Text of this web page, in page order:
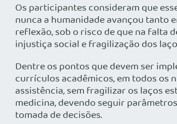
Os participantes consideram que
nunca a humanidade avançou tanto
reflexão, sob o risco de que na falta
injustiça social e fragilização dos
Dentre os pontos que devem ser
currículos acadêmicos, em todos os
assistência, sem fragilizar os laços
medicina, devendo seguir
tomada de decisões.